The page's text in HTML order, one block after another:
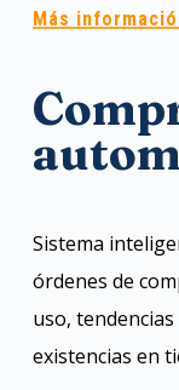
Más
Sistema
órdenes de
uso,
existencias en